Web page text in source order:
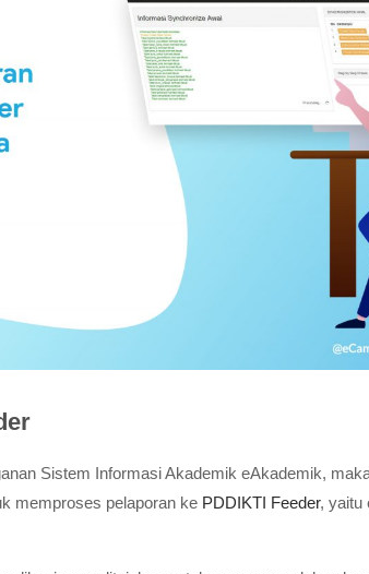
Sistem Informasi Akademik eAkademik,
memproses pelaporan ke PDDIKTI Feeder, yaitu